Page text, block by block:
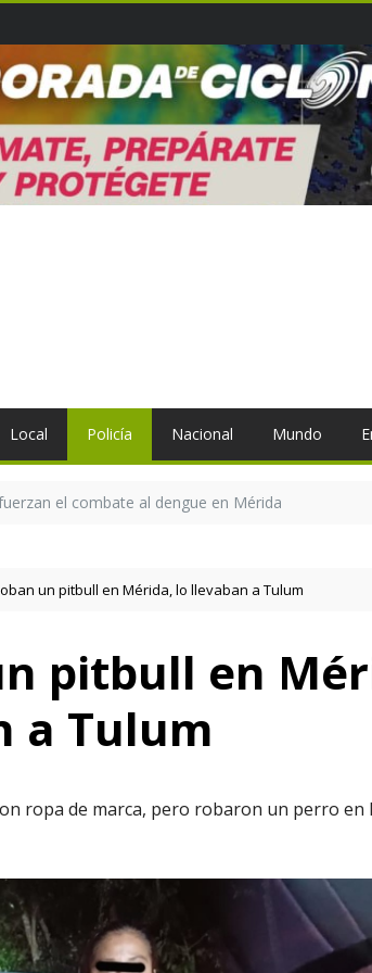
Local Policía Nacional Mundo
el combate al dengue en Mérida
un pitbull en Mérida, lo llevaban a Tulum
pitbull en
a Tulum
ropa de marca, pero robaron un perro en